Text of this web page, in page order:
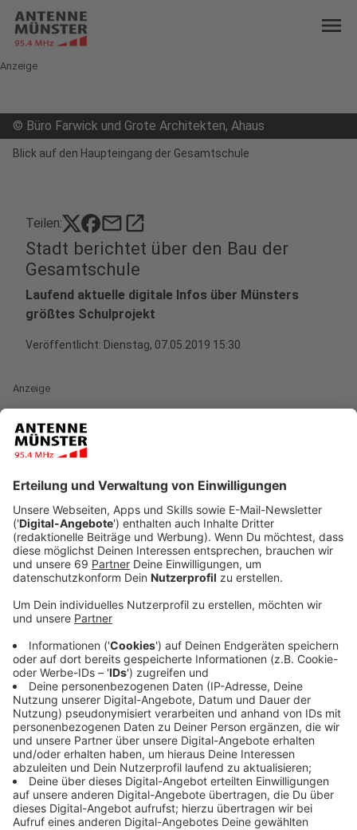
menu
Anzeige
© Büro Farwick und Grote Architekten, Ahaus
Blick auf den Haupteingang der Gesamtschule
Teilen: mailopen_in_new
Stadt berichtet über den Bau der
Gesamtschule
Laufend aktuelle digitale Infos über Münsters
größtes Schulprojekt
Veröffentlicht: Dienstag, 07.05.2019 15:30
Anzeige
Überregionales Interesse an der neuen Schule
Die zweite städtische Gesamtschule in Münster soll
Maßstäbe setzen - im Zusammenspiel von Architektur
und Pädagogik, in ihrer nachhaltigen Holzbauweise und
dem Einbeziehen von Schule in Planungsphasen.
Fachkreise blicken bereits neugierig nach Münster, um
mehr über das größte Bauvorhaben der Stadt zu
erfahren. "Für sie, aber besonders auch für die breite
Öffentlichkeit hält dieneue Homepagealles
Wissenswerte bereit", kündigt Ingrid Kremer,
Projektleiterin im Amt für Immobilienmanagement, an:
"Das mit dem Presseamt erstellte Portal ist eine
Fundgrube für alle, die an der Mathilde-Anneke-
Gesamtschule interessiert sind."
Anzeige